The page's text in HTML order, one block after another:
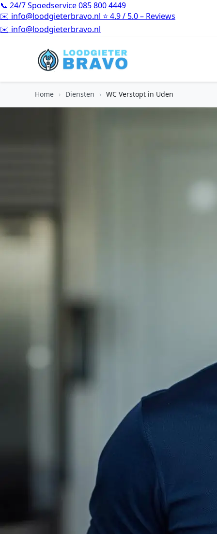
📞 24/7 Spoedservice085 800 4449
✉️ info@loodgieterbravo.nl ⭐ 4.9 / 5.0 – Reviews
⭐4.9 / 5.0 – Reviews
Home › Diensten › WC Verstopt in Uden